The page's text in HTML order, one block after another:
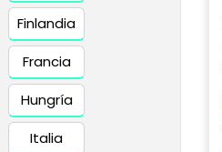
Finlandia
Francia
Hungría
Italia